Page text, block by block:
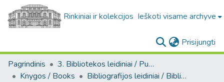
Rinkiniai ir kolekcijos Ieškoti visame archyve
Prisijungti
Pagrindinis
3. Bibliotekos leidiniai / Publications of the Library
Knygos / Books
Bibliografijos leidiniai / Bibliographic publications